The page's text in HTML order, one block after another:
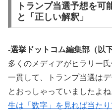
トランプ当選予想を可
と「正しい解釈」
-選挙ドットコム編集部（以
多くのメディアがヒラリー
一貫して、トランプ当選は
とおっしゃっていましたよね
生は「数字」を見れば当た